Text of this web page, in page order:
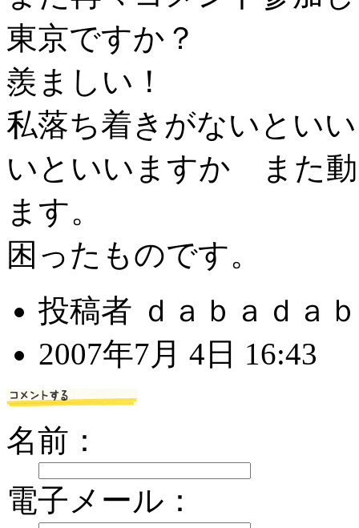
東京ですか？
羨ましい！
私落ち着きがないと
いといいますか また
ます。
困ったものです。
投稿者 ｄａｂａｄａ
2007年7月 4日 16:43
名前：
電子メール：